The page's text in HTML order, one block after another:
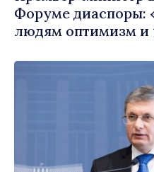
Форуме диаспоры:
людям оптимизм и
правильном